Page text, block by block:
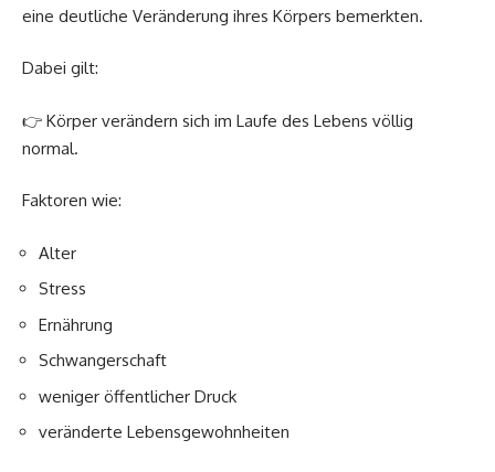
eine deutliche Veränderung ihres Körpers bemerkten.
Dabei gilt:
👉 Körper verändern sich im Laufe des Lebens völlig
normal.
Faktoren wie:
Alter
Stress
Ernährung
Schwangerschaft
weniger öffentlicher Druck
veränderte Lebensgewohnheiten